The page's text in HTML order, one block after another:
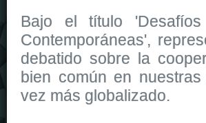
Bajo el título
Contemporáneas',
debatido sobre la
bien común en
vez más globalizado.